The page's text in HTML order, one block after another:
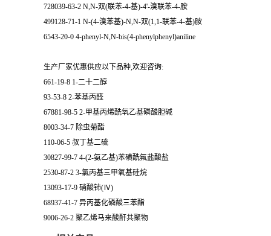
728039-63-2 N,N-双(联苯-4-基)-4'-溴联苯-4-胺
499128-71-1 N-(4-溴苯基)-N,N-双(1,1-联苯-4-基)胺
6543-20-0 4-phenyl-N,N-bis(4-phenylphenyl)aniline
生产厂家优惠供应以下品种,欢迎咨询:
661-19-8 1-二十二醇
93-53-8 2-苯基丙醛
67881-98-5 2-甲基丙烯酰氧乙基磷酸胆碱
8003-34-7 除虫菊酯
110-06-5 叔丁基二硫
30827-99-7 4-(2-氨乙基)苯磺酰氟盐酸盐
2530-87-2 3-氯丙基三甲氧基硅烷
13093-17-9 硝酸铈(Ⅳ)
68937-41-7 异丙基化磷酸三苯酯
9006-26-2 聚乙烯马来酸酐共聚物